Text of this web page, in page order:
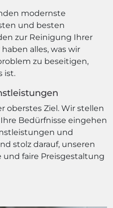
modernste
und besten
zur Reinigung Ihrer
alles, was wir
zu beseitigen,
ist.
oberstes Ziel. Wir stellen
Bedürfnisse eingehen
und
stolz darauf, unseren
faire Preisgestaltung